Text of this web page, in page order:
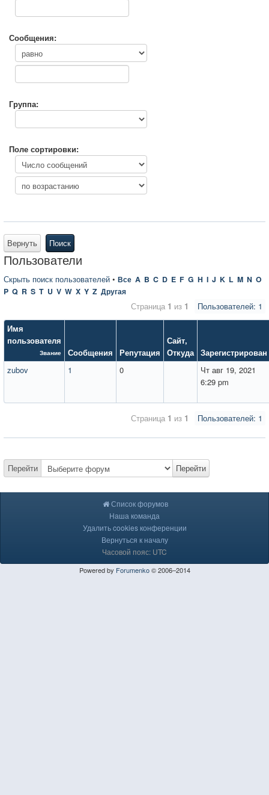
Сообщения:
Группа:
Поле сортировки:
Вернуть Поиск
Пользователи
Скрыть поиск пользователей • Все A B C D E F G H I J K L M N O
P Q R S T U V W X Y Z Другая
Пользователей: 1
Страница 1 из 1
Имя
пользователя
Звание Сообщения Репутация
Сайт,
Откуда Зарегистрирован
zubov
1 0
Чт авг 19, 2021
6:29 pm
Пользователей: 1
Страница 1 из 1
Перейти Перейти
Список форумов
Наша команда
Удалить cookies конференции
Вернуться к началу
Часовой пояс: UTC
Powered by Forumenko© 2006–2014